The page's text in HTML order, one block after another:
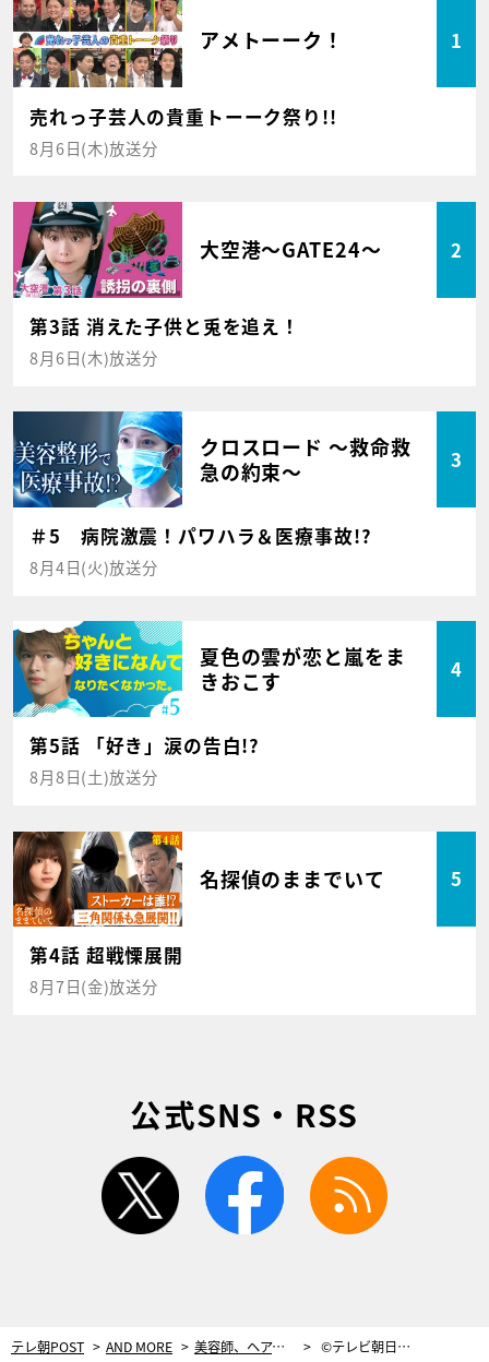
アメトーーク！ 1
売れっ子芸人の貴重トーーク祭り!!
8月6日(木)放送分
大空港～GATE24～ 2
第3話 消えた子供と兎を追え！
8月6日(木)放送分
クロスロード ～救命救
急の約束～
3
＃5 病院激震！パワハラ＆医療事故!?
8月4日(火)放送分
夏色の雲が恋と嵐をま
きおこす
4
第5話 「好き」涙の告白!?
8月8日(土)放送分
名探偵のままでいて 5
第4話 超戦慄展開
8月7日(金)放送分
公式SNS・RSS
twitter facebook
テレ朝POST AND MORE 美容師、ヘアメイクを経てアイドルに。TikTokフォロワー74万人アイドルの哲学＜西村歩乃果＞ ©テレビ朝日／テレ朝POST